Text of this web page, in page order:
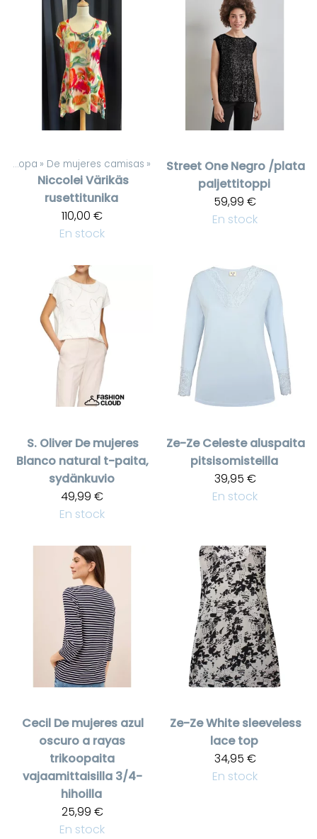
De mujeres ropa ‪» De mujeres camisas ‪»
NiccoleiVärikäs
rusettitunika
110,00 €
En stock
Street One Negro /plata
paljettitoppi
59,99 €
En stock
S. Oliver De mujeres
Blanco natural t-paita,
sydänkuvio
49,99 €
En stock
Ze-Ze Celeste aluspaita
pitsisomisteilla
39,95 €
En stock
Cecil De mujeres azul
oscuro a rayas
trikoopaita
vajaamittaisilla 3/4-
hihoilla
25,99 €
En stock
Ze-ZeWhite sleeveless
lace top
34,95 €
En stock